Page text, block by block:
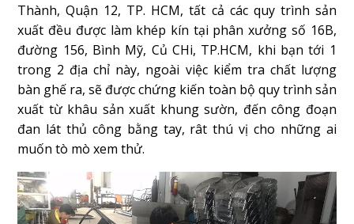
Thành, Quận 12, TP. HCM, tất cả các quy trình sản
xuất đều được làm khép kín tại phân xưởng số 16B,
đường 156, Bình Mỹ, Củ CHi, TP.HCM, khi bạn tới 1
trong 2 địa chỉ này, ngoài việc kiểm tra chất lượng
bàn ghế ra, sẽ được chứng kiến toàn bộ quy trình sản
xuất từ khâu sản xuất khung sườn, đến công đoạn
đan lát thủ công bằng tay, rât thú vị cho những ai
muốn tò mò xem thử.